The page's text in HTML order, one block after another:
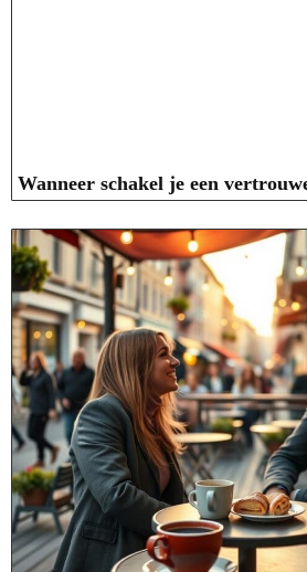
Wanneer schakel je een